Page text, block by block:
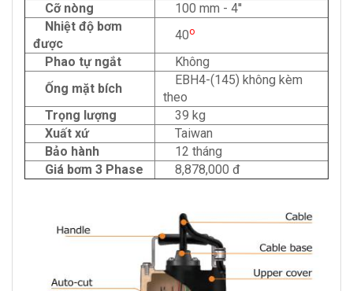
Cỡ nòng
100 mm - 4''
Nhiệt độ bơm
được
40o
Phao tự ngắt
Không
Ống mặt bích
EBH4-(145) không kèm
theo
Trọng lượng
39 kg
Xuất xứ
Taiwan
Bảo hành
12 tháng
Giá bơm 3 Phase
8,878,000 đ